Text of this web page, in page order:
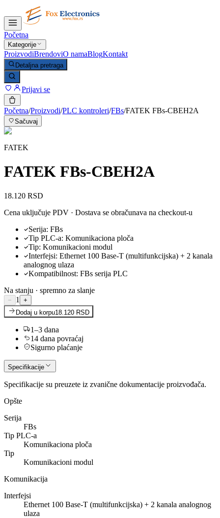
Početna
Kategorije
ProizvodiBrendoviO namaBlogKontakt
Detaljna pretraga
Prijavi se
Početna/Proizvodi/PLC kontroleri/FBs/FATEK FBs-CBEH2A
Sačuvaj
FATEK
FATEK FBs-CBEH2A
18.120 RSD
Cena uključuje PDV · Dostava se obračunava na checkout-u
Serija: FBs
Tip PLC-a: Komunikaciona ploča
Tip: Komunikacioni modul
Interfejsi: Ethernet 100 Base-T (multifunkcijska) + 2 kanala
analognog ulaza
Kompatibilnost: FBs serija PLC
Na stanju · spremno za slanje
− 1
+
Dodaj u korpu18.120 RSD
1–3 dana
14 dana povraćaj
Sigurno plaćanje
Specifikacije
Specifikacije su preuzete iz zvanične dokumentacije proizvođača.
Opšte
Serija
FBs
Tip PLC-a
Komunikaciona ploča
Tip
Komunikacioni modul
Komunikacija
Interfejsi
Ethernet 100 Base-T (multifunkcijska) + 2 kanala analognog
ulaza